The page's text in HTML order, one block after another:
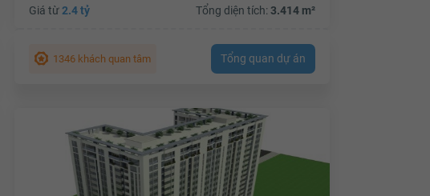
Giá từ2.4 tỷ Tổng diện tích: 3.414 m²
1346 khách quan tâm Tổng quan dự án